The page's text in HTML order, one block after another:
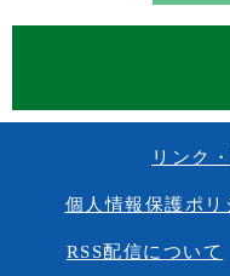
リンク
個人情報保護ポリ
RSS配信について